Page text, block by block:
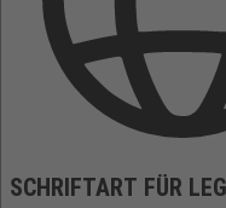
SCHRIFTART FÜR